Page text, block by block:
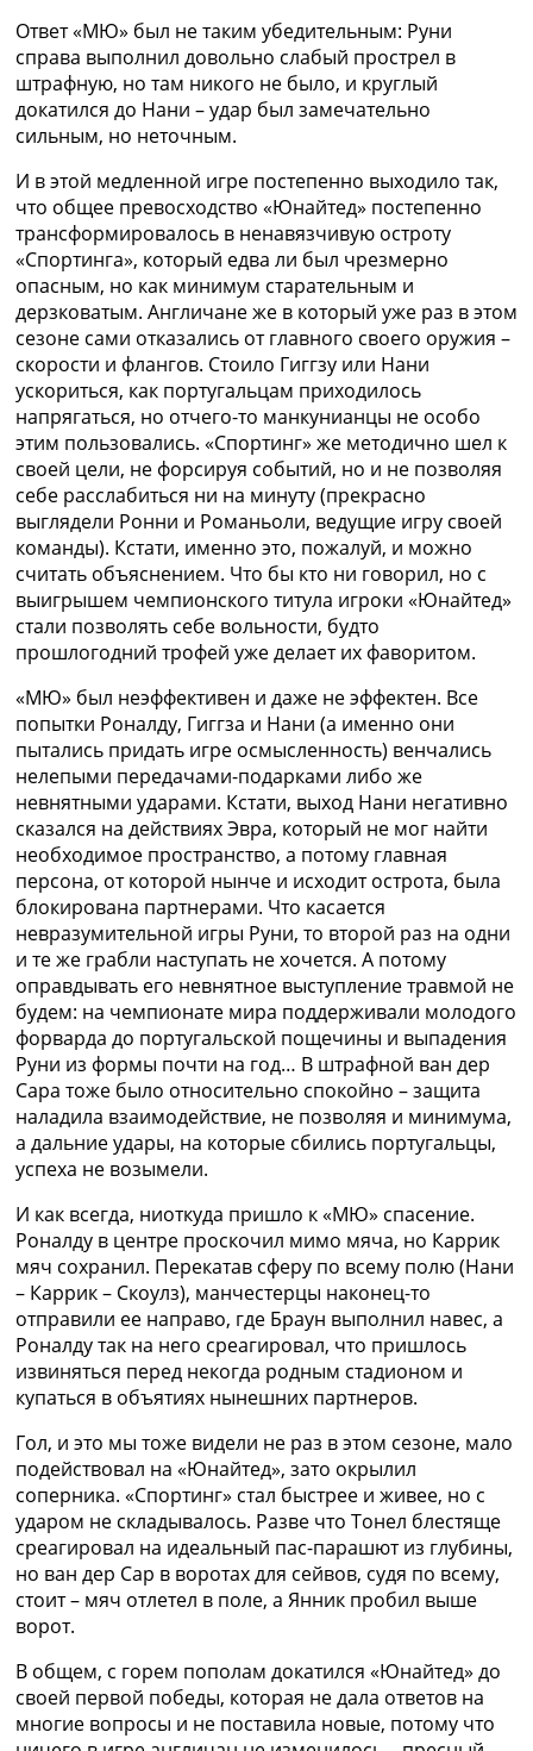
Рейтинг стран УЕФА
Рейтинг клубов УЕФА
Рейтинг ФИФА
ТВ программа
Ответ «МЮ» был не таким убедительным: Руни
справа выполнил довольно слабый прострел в
штрафную, но там никого не было, и круглый
докатился до Нани – удар был замечательно
сильным, но неточным.
И в этой медленной игре постепенно выходило так,
что общее превосходство «Юнайтед» постепенно
трансформировалось в ненавязчивую остроту
«Спортинга», который едва ли был чрезмерно
опасным, но как минимум старательным и
дерзковатым. Англичане же в который уже раз в этом
сезоне сами отказались от главного своего оружия –
скорости и флангов. Стоило Гиггзу или Нани
ускориться, как португальцам приходилось
напрягаться, но отчего-то манкунианцы не особо
этим пользовались. «Спортинг» же методично шел к
своей цели, не форсируя событий, но и не позволяя
себе расслабиться ни на минуту (прекрасно
выглядели Ронни и Романьоли, ведущие игру своей
команды). Кстати, именно это, пожалуй, и можно
считать объяснением. Что бы кто ни говорил, но с
выигрышем чемпионского титула игроки «Юнайтед»
стали позволять себе вольности, будто
прошлогодний трофей уже делает их фаворитом.
«МЮ» был неэффективен и даже не эффектен. Все
попытки Роналду, Гиггза и Нани (а именно они
пытались придать игре осмысленность) венчались
нелепыми передачами-подарками либо же
невнятными ударами. Кстати, выход Нани негативно
сказался на действиях Эвра, который не мог найти
необходимое пространство, а потому главная
персона, от которой нынче и исходит острота, была
блокирована партнерами. Что касается
невразумительной игры Руни, то второй раз на одни
и те же грабли наступать не хочется. А потому
оправдывать его невнятное выступление травмой не
будем: на чемпионате мира поддерживали молодого
форварда до португальской пощечины и выпадения
Руни из формы почти на год… В штрафной ван дер
Сара тоже было относительно спокойно – защита
наладила взаимодействие, не позволяя и минимума,
а дальние удары, на которые сбились португальцы,
успеха не возымели.
И как всегда, ниоткуда пришло к «МЮ» спасение.
Роналду в центре проскочил мимо мяча, но Каррик
мяч сохранил. Перекатав сферу по всему полю (Нани
– Каррик – Скоулз), манчестерцы наконец-то
отправили ее направо, где Браун выполнил навес, а
Роналду так на него среагировал, что пришлось
извиняться перед некогда родным стадионом и
купаться в объятиях нынешних партнеров.
Гол, и это мы тоже видели не раз в этом сезоне, мало
подействовал на «Юнайтед», зато окрылил
соперника. «Спортинг» стал быстрее и живее, но с
ударом не складывалось. Разве что Тонел блестяще
среагировал на идеальный пас-парашют из глубины,
но ван дер Сар в воротах для сейвов, судя по всему,
стоит – мяч отлетел в поле, а Янник пробил выше
ворот.
В общем, с горем пополам докатился «Юнайтед» до
своей первой победы, которая не дала ответов на
многие вопросы и не поставила новые, потому что